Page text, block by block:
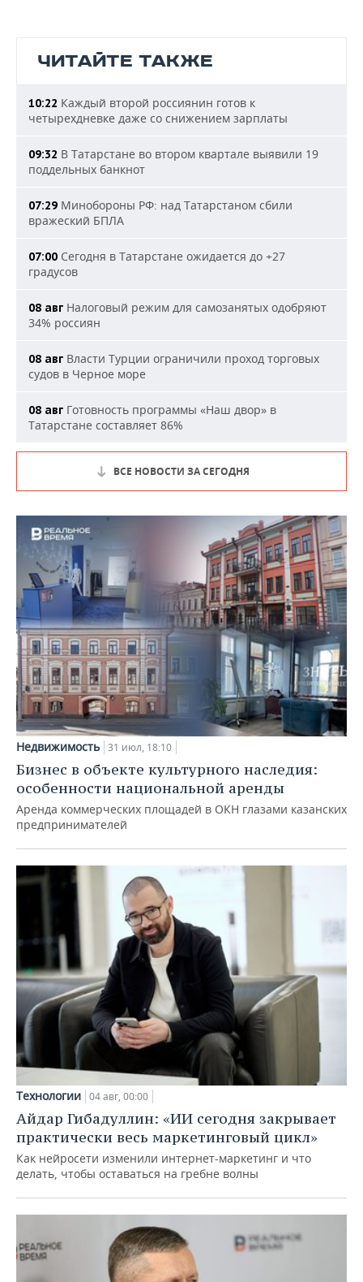
ЧИТАЙТЕ ТАКЖЕ
10:22 Каждый второй россиянин готов к
четырехдневке даже со снижением зарплаты
09:32 В Татарстане во втором квартале выявили 19
поддельных банкнот
07:29 Минобороны РФ: над Татарстаном сбили
вражеский БПЛА
07:00 Сегодня в Татарстане ожидается до +27
градусов
08 авг Налоговый режим для самозанятых одобряют
34% россиян
08 авг Власти Турции ограничили проход торговых
судов в Черное море
08 авг Готовность программы «Наш двор» в
Татарстане составляет 86%
ВСЕ НОВОСТИ ЗА СЕГОДНЯ
Недвижимость 31 июл, 18:10
Бизнес в объекте культурного наследия:
особенности национальной аренды
Аренда коммерческих площадей в ОКН глазами казанских
предпринимателей
Технологии 04 авг, 00:00
Айдар Гибадуллин: «ИИ сегодня закрывает
практически весь маркетинговый цикл»
Как нейросети изменили интернет-маркетинг и что
делать, чтобы оставаться на гребне волны